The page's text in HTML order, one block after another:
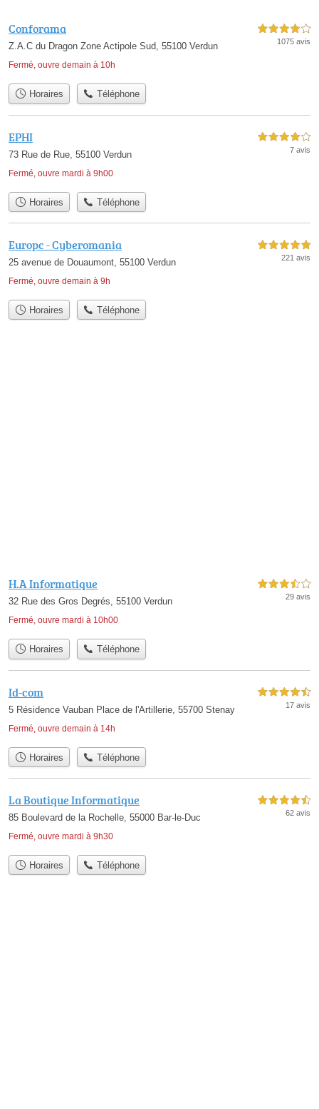
Conforama
Z.A.C du Dragon Zone Actipole Sud, 55100 Verdun
Fermé, ouvre demain à 10h
4,0 étoiles sur 5
1075 avis
Horaires Téléphone
EPHI
73 Rue de Rue, 55100 Verdun
Fermé, ouvre mardi à 9h00
4,0 étoiles sur 5
7 avis
Horaires Téléphone
Europc - Cyberomania
25 avenue de Douaumont, 55100 Verdun
Fermé, ouvre demain à 9h
5,0 étoiles sur 5
221 avis
Horaires Téléphone
H.A Informatique
32 Rue des Gros Degrés, 55100 Verdun
Fermé, ouvre mardi à 10h00
3,5 étoiles sur 5
29 avis
Horaires Téléphone
Id-com
5 Résidence Vauban Place de l'Artillerie, 55700 Stenay
Fermé, ouvre demain à 14h
4,5 étoiles sur 5
17 avis
Horaires Téléphone
La Boutique Informatique
85 Boulevard de la Rochelle, 55000 Bar-le-Duc
Fermé, ouvre mardi à 9h30
4,5 étoiles sur 5
62 avis
Horaires Téléphone